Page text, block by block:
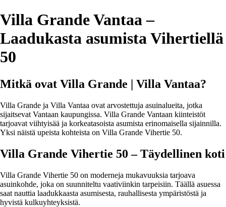
Villa Grande Vantaa –
Laadukasta asumista Vihertiellä
50
Mitkä ovat Villa Grande | Villa Vantaa?
Villa Grande ja Villa Vantaa ovat arvostettuja asuinalueita, jotka
sijaitsevat Vantaan kaupungissa. Villa Grande Vantaan kiinteistöt
tarjoavat viihtyisää ja korkeatasoista asumista erinomaisella sijainnilla.
Yksi näistä upeista kohteista on Villa Grande Vihertie 50.
Villa Grande Vihertie 50 – Täydellinen koti
Villa Grande Vihertie 50 on moderneja mukavuuksia tarjoava
asuinkohde, joka on suunniteltu vaativiinkin tarpeisiin. Täällä asuessa
saat nauttia laadukkaasta asumisesta, rauhallisesta ympäristöstä ja
hyvistä kulkuyhteyksistä.